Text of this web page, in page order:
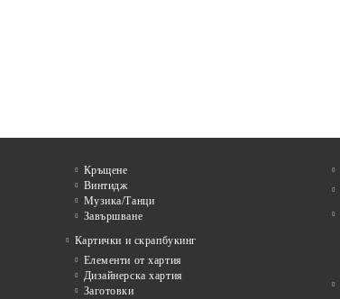
Кръщене
Винтидж
Музика/Танци
Завършване
Картички и скрапбукинг
Елементи от хартия
Дизайнерска хартия
Заготовки